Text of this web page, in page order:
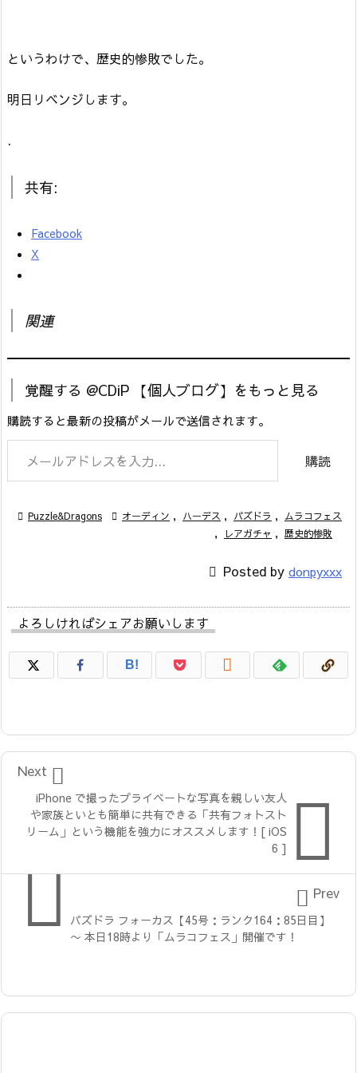
というわけで、歴史的惨敗でした。
明日リベンジします。
.
共有:
Facebook
X
関連
覚醒する @CDiP 【個人ブログ】をもっと見る
購読すると最新の投稿がメールで送信されます。
メールアドレスを入力...
購読
 Puzzle&Dragons  オーディン , ハーデス , パズドラ ,
ムラコフェス
,
レアガチャ , 歴史的惨敗
 Posted by donpyxxx
よろしければシェアお願いします
B! 

iPhone で撮ったプライベートな写真を親しい友人
や家族といとも簡単に共有できる「共有フォトスト
リーム」という機能を強力にオススメします！[ iOS
6 ]

Next
 パズドラ フォーカス【45号：ランク164：85日目】
〜 本日18時より「ムラコフェス」開催です！
 Prev